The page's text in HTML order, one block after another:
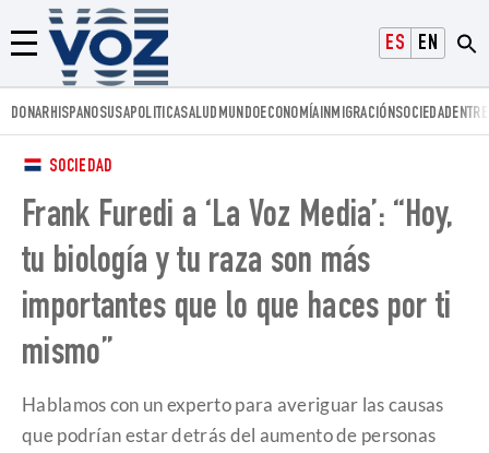
ESPAÑOLENGLISH
Menú
Voz.us
DONARHISPANOSUSAPOLITICASALUD MUNDOECONOMÍAINMIGRACIÓNSOCIEDAD
SOCIEDAD
Frank Furedi a ‘La Voz Media’: “Hoy,
tu biología y tu raza son más
importantes que lo que haces por ti
mismo”
Hablamos con un experto para averiguar las causas
que podrían estar detrás del aumento de personas